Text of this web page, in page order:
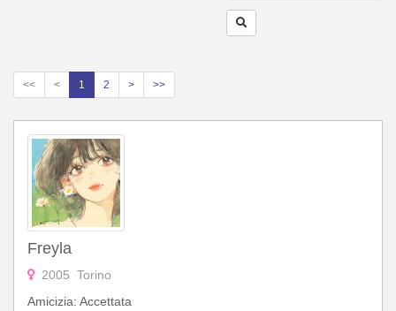
<< < 1 2 > >>
Freyla
2005 Torino
Amicizia: Accettata